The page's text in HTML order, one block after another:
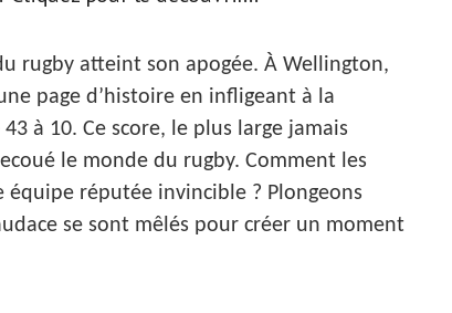
rugby atteint son apogée. À Wellington,
page d’histoire en infligeant à la
à 10. Ce score, le plus large jamais
le monde du rugby. Comment les
réputée invincible ? Plongeons
se sont mêlés pour créer un moment